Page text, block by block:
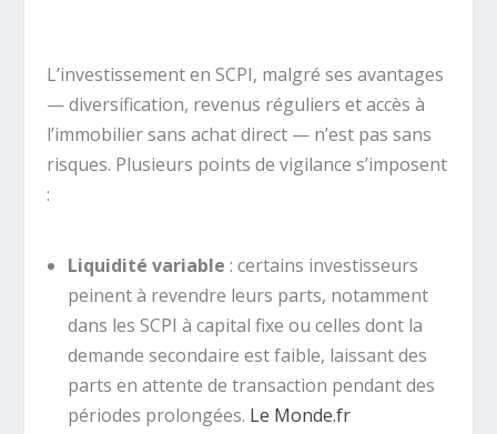
L’investissement en SCPI, malgré ses avantages
— diversification, revenus réguliers et accès à
l’immobilier sans achat direct — n’est pas sans
risques. Plusieurs points de vigilance s’imposent
:
Liquidité variable : certains investisseurs
peinent à revendre leurs parts, notamment
dans les SCPI à capital fixe ou celles dont la
demande secondaire est faible, laissant des
parts en attente de transaction pendant des
périodes prolongées. Le Monde.fr